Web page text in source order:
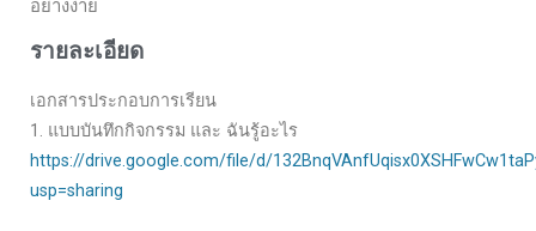
อย่างง่าย
รายละเอียด
เอกสารประกอบการเรียน
1. แบบบันทึกกิจกรรม และ ฉันรู้อะไร
https://drive.google.com/file/d/
usp=sharing